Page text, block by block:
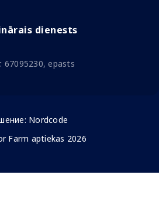
dienests
67095230, epasts
Nordcode
Farm aptiekas 2026